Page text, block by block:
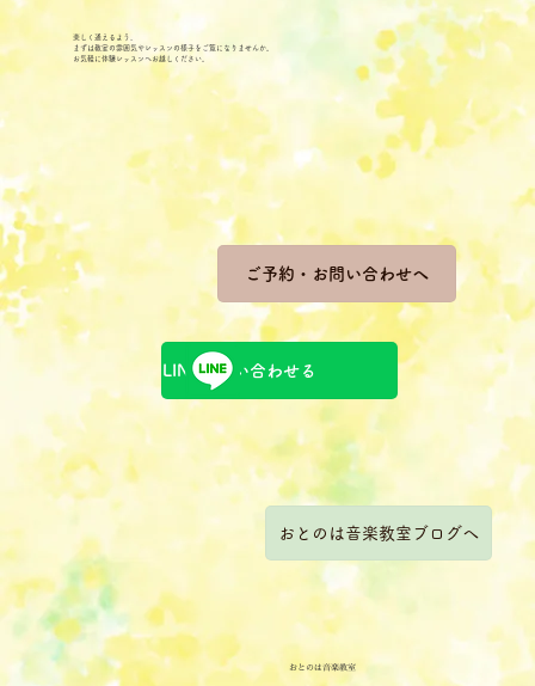
楽しく通えるよう、
まずは教室の雰囲気やレッスンの様子をご覧になりませんか。
お気軽に体験レッスンへお越しください。
ご予約・お問い合わせへ
LINEで問い合わせる
おとのは音楽教室ブログへ
おとのは音楽教室